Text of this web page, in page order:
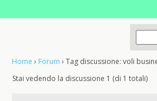
Home › Forum › Tag discussione: voli
Stai vedendo la discussione 1 (di 1 totali)